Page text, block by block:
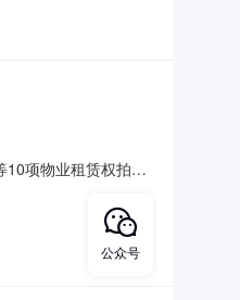
10项物业租赁权拍卖
下
公众号